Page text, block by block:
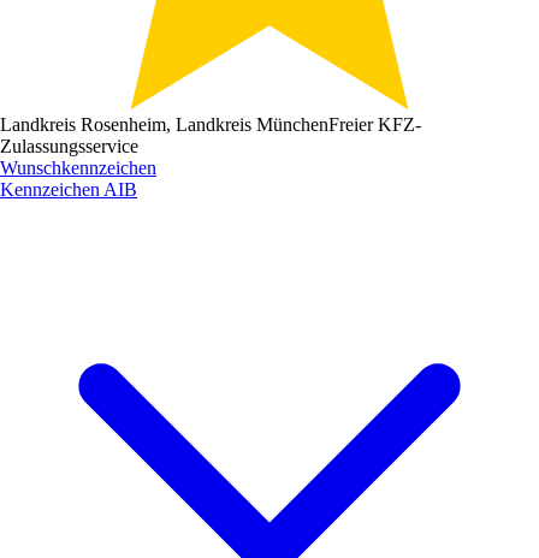
Landkreis Rosenheim, Landkreis MünchenFreier KFZ-
Zulassungsservice
Wunschkennzeichen
Kennzeichen AIB